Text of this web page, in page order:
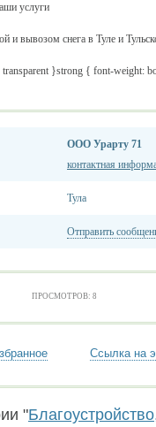
услуги
вывозом снега в Туле и
}strong { font-weight:
ООО Урарту 71
контактная
Тула
Отправить
ПРОСМОТРОВ: 8
Ссылка на
"